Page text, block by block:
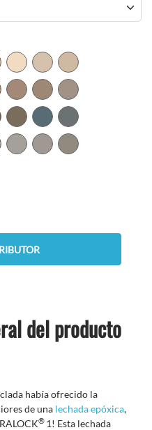
del producto
había ofrecido la
de una lechada epóxica,
® 1! Esta lechada